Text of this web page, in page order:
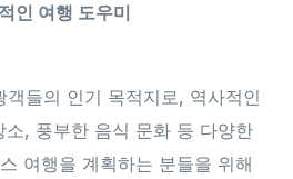
인 여행 도우미
들의 인기 목적지로, 역사적인
, 풍부한 음식 문화 등 다양한
여행을 계획하는 분들을 위해